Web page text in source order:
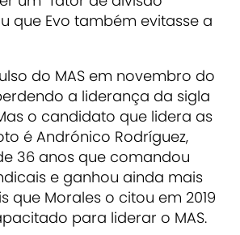
que Evo também evitasse a
do MAS em novembro do
a liderança da sigla
o candidato que lidera as
é Andrónico Rodríguez,
36 anos que comandou
e ganhou ainda mais
que Morales o citou em 2019
para liderar o MAS.